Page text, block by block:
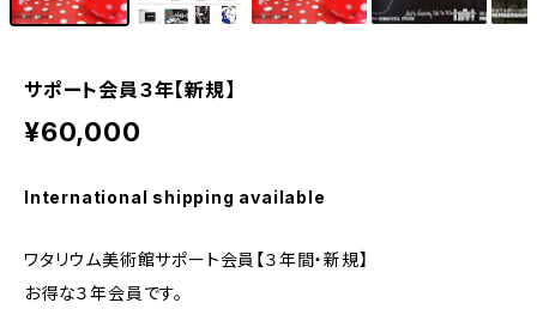
サポート会員３年【新規】
¥60,000
International shipping available
ワタリウム美術館サポート会員【３年間・新規】
お得な３年会員です。